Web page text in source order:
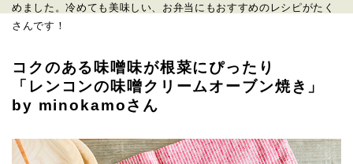
めました。冷めても美味しい、お弁当にもおすすめのレシピがたく
さんです！
コクのある味噌味が根菜にぴったり
「レンコンの味噌クリームオーブン焼き」
by minokamoさん